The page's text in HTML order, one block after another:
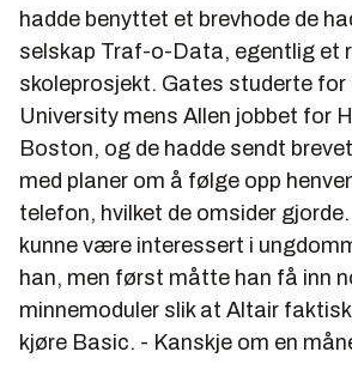
hadde benyttet et brevhode de
selskap Traf-o-Data, egentlig et
skoleprosjekt. Gates studerte for
University mens Allen jobbet for
Boston, og de hadde sendt
med planer om å følge opp
telefon, hvilket de omsider
kunne være interessert i
han, men først måtte han få inn
minnemoduler slik at Altair
kjøre Basic. - Kanskje om en